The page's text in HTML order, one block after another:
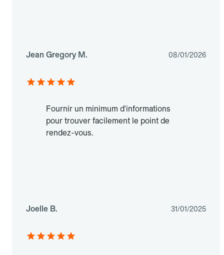
Jean Gregory M. 08/01/2026
Fournir un minimum d'informations
pour trouver facilement le point de
rendez-vous.
Joelle B. 31/01/2025